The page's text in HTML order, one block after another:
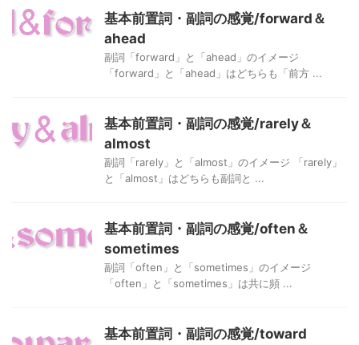
基本前置詞・副詞の感覚/forward＆
ahead
副詞「forward」と「ahead」のイメージ
「forward」と「ahead」はどちらも「前方 ...
基本前置詞・副詞の感覚/rarely＆
almost
副詞「rarely」と「almost」のイメージ 「rarely」
と「almost」はどちらも副詞と ...
基本前置詞・副詞の感覚/often＆
sometimes
副詞「often」と「sometimes」のイメージ
「often」と「sometimes」は共に頻 ...
基本前置詞・副詞の感覚/toward